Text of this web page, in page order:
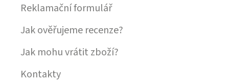
Reklamační formulář
Jak ověřujeme recenze?
Jak mohu vrátit zboží?
Kontakty